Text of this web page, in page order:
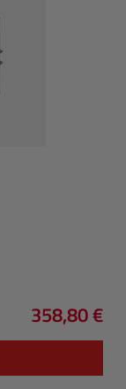
Regulärer
358,80 €